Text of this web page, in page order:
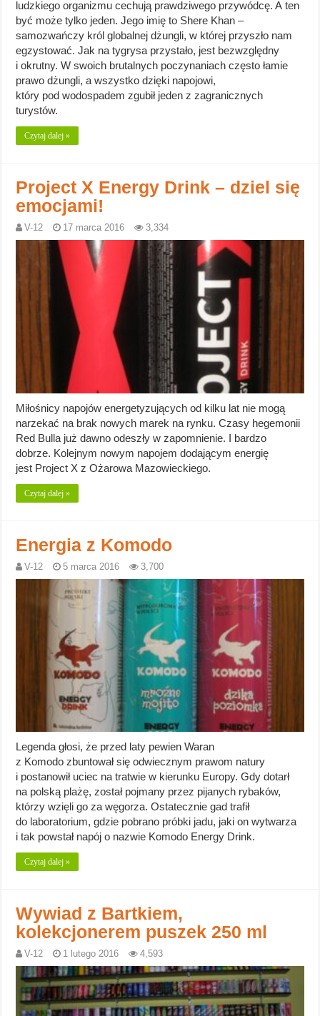
ludzkiego organizmu cechują prawdziwego przywódcę. A ten
być może tylko jeden. Jego imię to Shere Khan –
samozwańczy król globalnej dżungli, w której przyszło nam
egzystować. Jak na tygrysa przystało, jest bezwzględny
i okrutny. W swoich brutalnych poczynaniach często łamie
prawo dżungli, a wszystko dzięki napojowi,
który pod wodospadem zgubił jeden z zagranicznych
turystów.
Czytaj dalej »
Project X Energy Drink – dziel się
emocjami!
V-12 17 marca 2016 3,334
Miłośnicy napojów energetyzujących od kilku lat nie mogą
narzekać na brak nowych marek na rynku. Czasy hegemonii
Red Bulla już dawno odeszły w zapomnienie. I bardzo
dobrze. Kolejnym nowym napojem dodającym energię
jest Project X z Ożarowa Mazowieckiego.
Czytaj dalej »
Energia z Komodo
V-12 5 marca 2016 3,700
Legenda głosi, że przed laty pewien Waran
z Komodo zbuntował się odwiecznym prawom natury
i postanowił uciec na tratwie w kierunku Europy. Gdy dotarł
na polską plażę, został pojmany przez pijanych rybaków,
którzy wzięli go za węgorza. Ostatecznie gad trafił
do laboratorium, gdzie pobrano próbki jadu, jaki on wytwarza
i tak powstał napój o nazwie Komodo Energy Drink.
Czytaj dalej »
Wywiad z Bartkiem,
kolekcjonerem puszek 250 ml
V-12 1 lutego 2016 4,593